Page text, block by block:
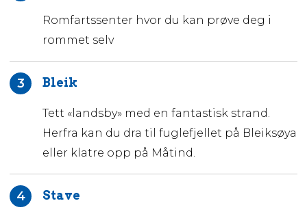
Romfartssenter hvor du kan prøve deg i
rommet selv
3 Bleik
Tett «landsby» med en fantastisk strand.
Herfra kan du dra til fuglefjellet på Bleiksøya
eller klatre opp på Måtind.
4 Stave